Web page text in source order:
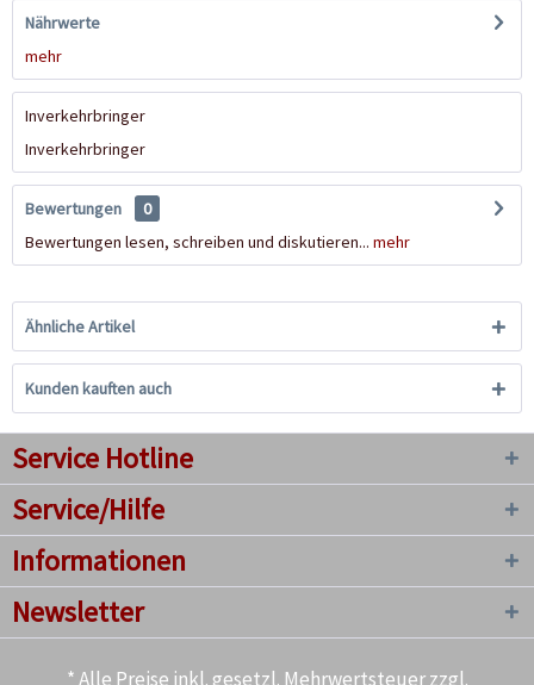
Nährwerte
mehr
Inverkehrbringer
Inverkehrbringer
Bewertungen
0
Bewertungen lesen, schreiben und diskutieren... mehr
Ähnliche Artikel
Kunden kauften auch
Service Hotline
Service/Hilfe
Informationen
Newsletter
* Alle Preise inkl. gesetzl. Mehrwertsteuer zzgl.